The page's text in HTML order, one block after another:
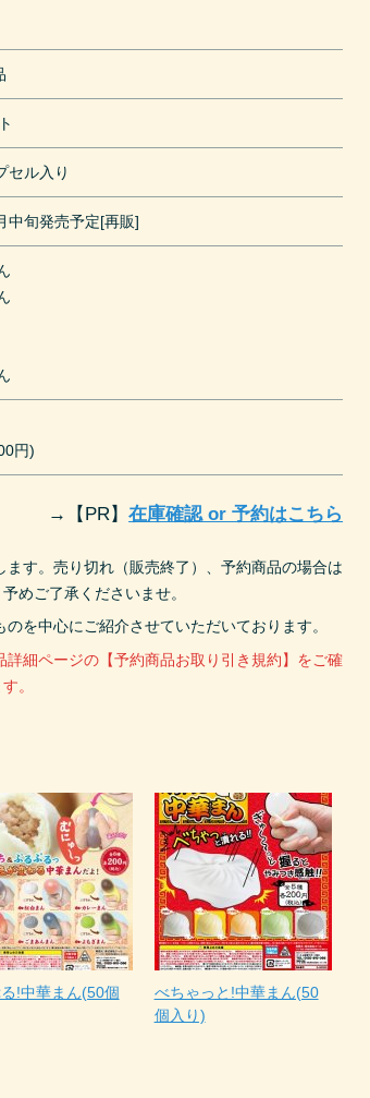
セル入り
中旬発売予定[再販]
円)
→ 【PR】在庫確認 or 予約はこちら
す。売り切れ（販売終了）、予約商品の場合は
めご了承くださいませ。
を中心にご紹介させていただいております。
細ページの【予約商品お取り引き規約】をご確
。
!中華まん(50個
べちゃっと!中華まん(50
個入り)